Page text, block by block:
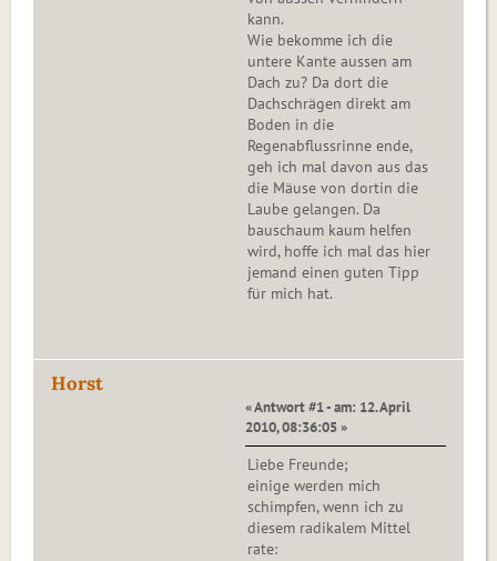
kann.
Wie bekomme ich die
untere Kante aussen am
Dach zu? Da dort die
Dachschrägen direkt am
Boden in die
Regenabflussrinne ende,
geh ich mal davon aus das
die Mäuse von dortin die
Laube gelangen. Da
bauschaum kaum helfen
wird, hoffe ich mal das hier
jemand einen guten Tipp
für mich hat.
Horst
« Antwort #1 - am: 12. April
2010, 08:36:05 »
Liebe Freunde;
einige werden mich
schimpfen, wenn ich zu
diesem radikalem Mittel
rate: